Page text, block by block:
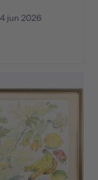
jun 2026